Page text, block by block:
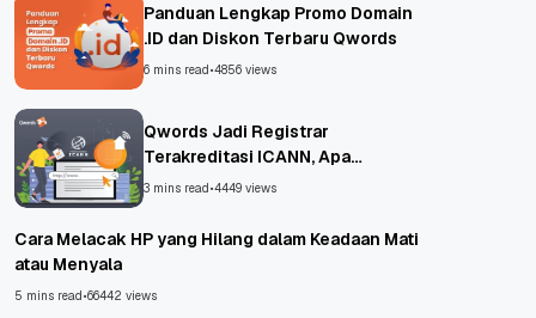
Panduan Lengkap Promo Domain
.ID dan Diskon Terbaru Qwords
6 mins read•4856 views
Qwords Jadi Registrar
Terakreditasi ICANN, Apa
Untungnya?
3 mins read•4449 views
Cara Melacak HP yang Hilang dalam Keadaan Mati
atau Menyala
5 mins read•66442 views